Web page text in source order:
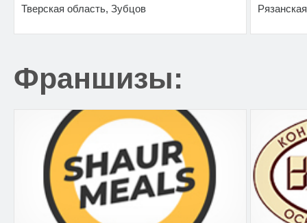
Тверская область, Зубцов
Франшизы: